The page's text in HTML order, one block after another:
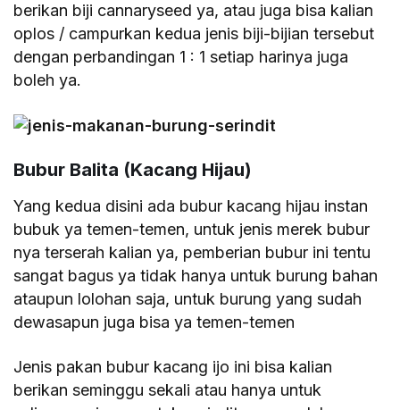
berikan biji cannaryseed ya, atau juga bisa kalian
oplos / campurkan kedua jenis biji-bijian tersebut
dengan perbandingan 1 : 1 setiap harinya juga
boleh ya.
Bubur Balita (Kacang Hijau)
Yang kedua disini ada bubur kacang hijau instan
bubuk ya temen-temen, untuk jenis merek bubur
nya terserah kalian ya, pemberian bubur ini tentu
sangat bagus ya tidak hanya untuk burung bahan
ataupun lolohan saja, untuk burung yang sudah
dewasapun juga bisa ya temen-temen
Jenis pakan bubur kacang ijo ini bisa kalian
berikan seminggu sekali atau hanya untuk